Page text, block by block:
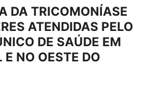
DA TRICOMONÍASE
ATENDIDAS PELO
DE SAÚDE EM
NO OESTE DO